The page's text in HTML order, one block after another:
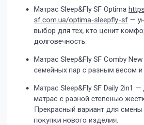
Матрас Sleep&Fly SF Optima
sf.com.ua/optima-sleepfly-sf —
выбор для тех, кто ценит
долговечность.
Матрас Sleep&Fly SF Comby
семейных пар с разным весом и
Матрас Sleep&Fly SF Daily 2in1 —
матрас с разной степенью
Прекрасный вариант для
покупки нового изделия.